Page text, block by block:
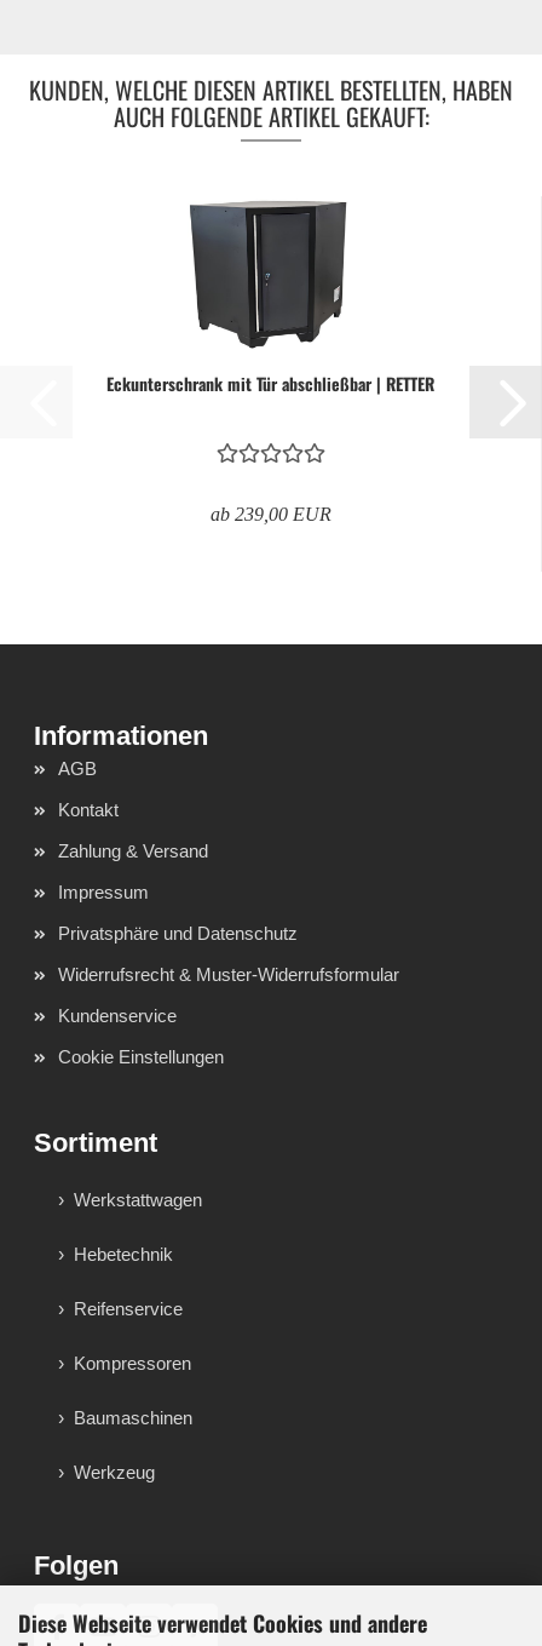
Diese Webseite verwendet Cookies und andere
KUNDEN, WELCHE DIESEN ARTIKEL BESTELLTEN, HABEN
AUCH FOLGENDE ARTIKEL GEKAUFT:
Eckunterschrank mit Tür abschließbar | RETTER
ab 239,00 EUR
AGB
Kontakt
Zahlung & Versand
Impressum
Privatsphäre und Datenschutz
Widerrufsrecht & Muster-Widerrufsformular
Kundenservice
Cookie Einstellungen
Sortiment
Werkstattwagen
Hebetechnik
Reifenservice
Kompressoren
Baumaschinen
Werkzeug
Folgen
♪